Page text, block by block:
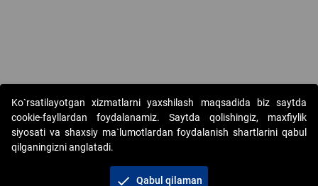
Copyright © 2017-2026. "Elektron onlayn-auksionlarni tashkil etish"
AJ. Barcha huquqlar himoyalangan
Ko`rsatilayotgan xizmatlarni yaxshilash maqsadida biz saytda
cookie-fayllardan foydalanamiz. Saytda qolishingiz, maxfiylik
siyosati va shaxsiy ma`lumotlardan foydalanish shartlarini qabul
qilganingizni anglatadi.
check Qabul qilaman